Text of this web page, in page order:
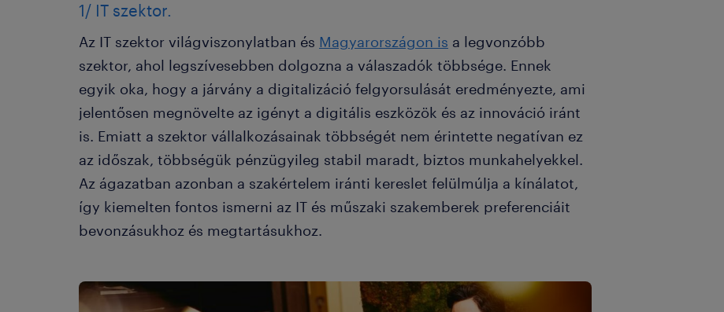
1/ IT szektor.
Az IT szektor világviszonylatban és Magyarországon is a legvonzóbb
szektor, ahol legszívesebben dolgozna a válaszadók többsége. Ennek
egyik oka, hogy a járvány a digitalizáció felgyorsulását eredményezte, ami
jelentősen megnövelte az igényt a digitális eszközök és az innováció iránt
is. Emiatt a szektor vállalkozásainak többségét nem érintette negatívan ez
az időszak, többségük pénzügyileg stabil maradt, biztos munkahelyekkel.
Az ágazatban azonban a szakértelem iránti kereslet felülmúlja a kínálatot,
így kiemelten fontos ismerni az IT és műszaki szakemberek preferenciáit
bevonzásukhoz és megtartásukhoz.